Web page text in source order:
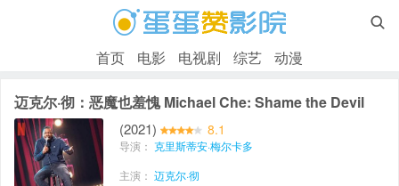

首页 电影 电视剧 综艺 动漫
迈克尔·彻：恶魔也羞愧 Michael Che: Shame the Devil
(2021) 8.1
导演： 克里斯蒂安·梅尔卡多
主演： 迈克尔·彻